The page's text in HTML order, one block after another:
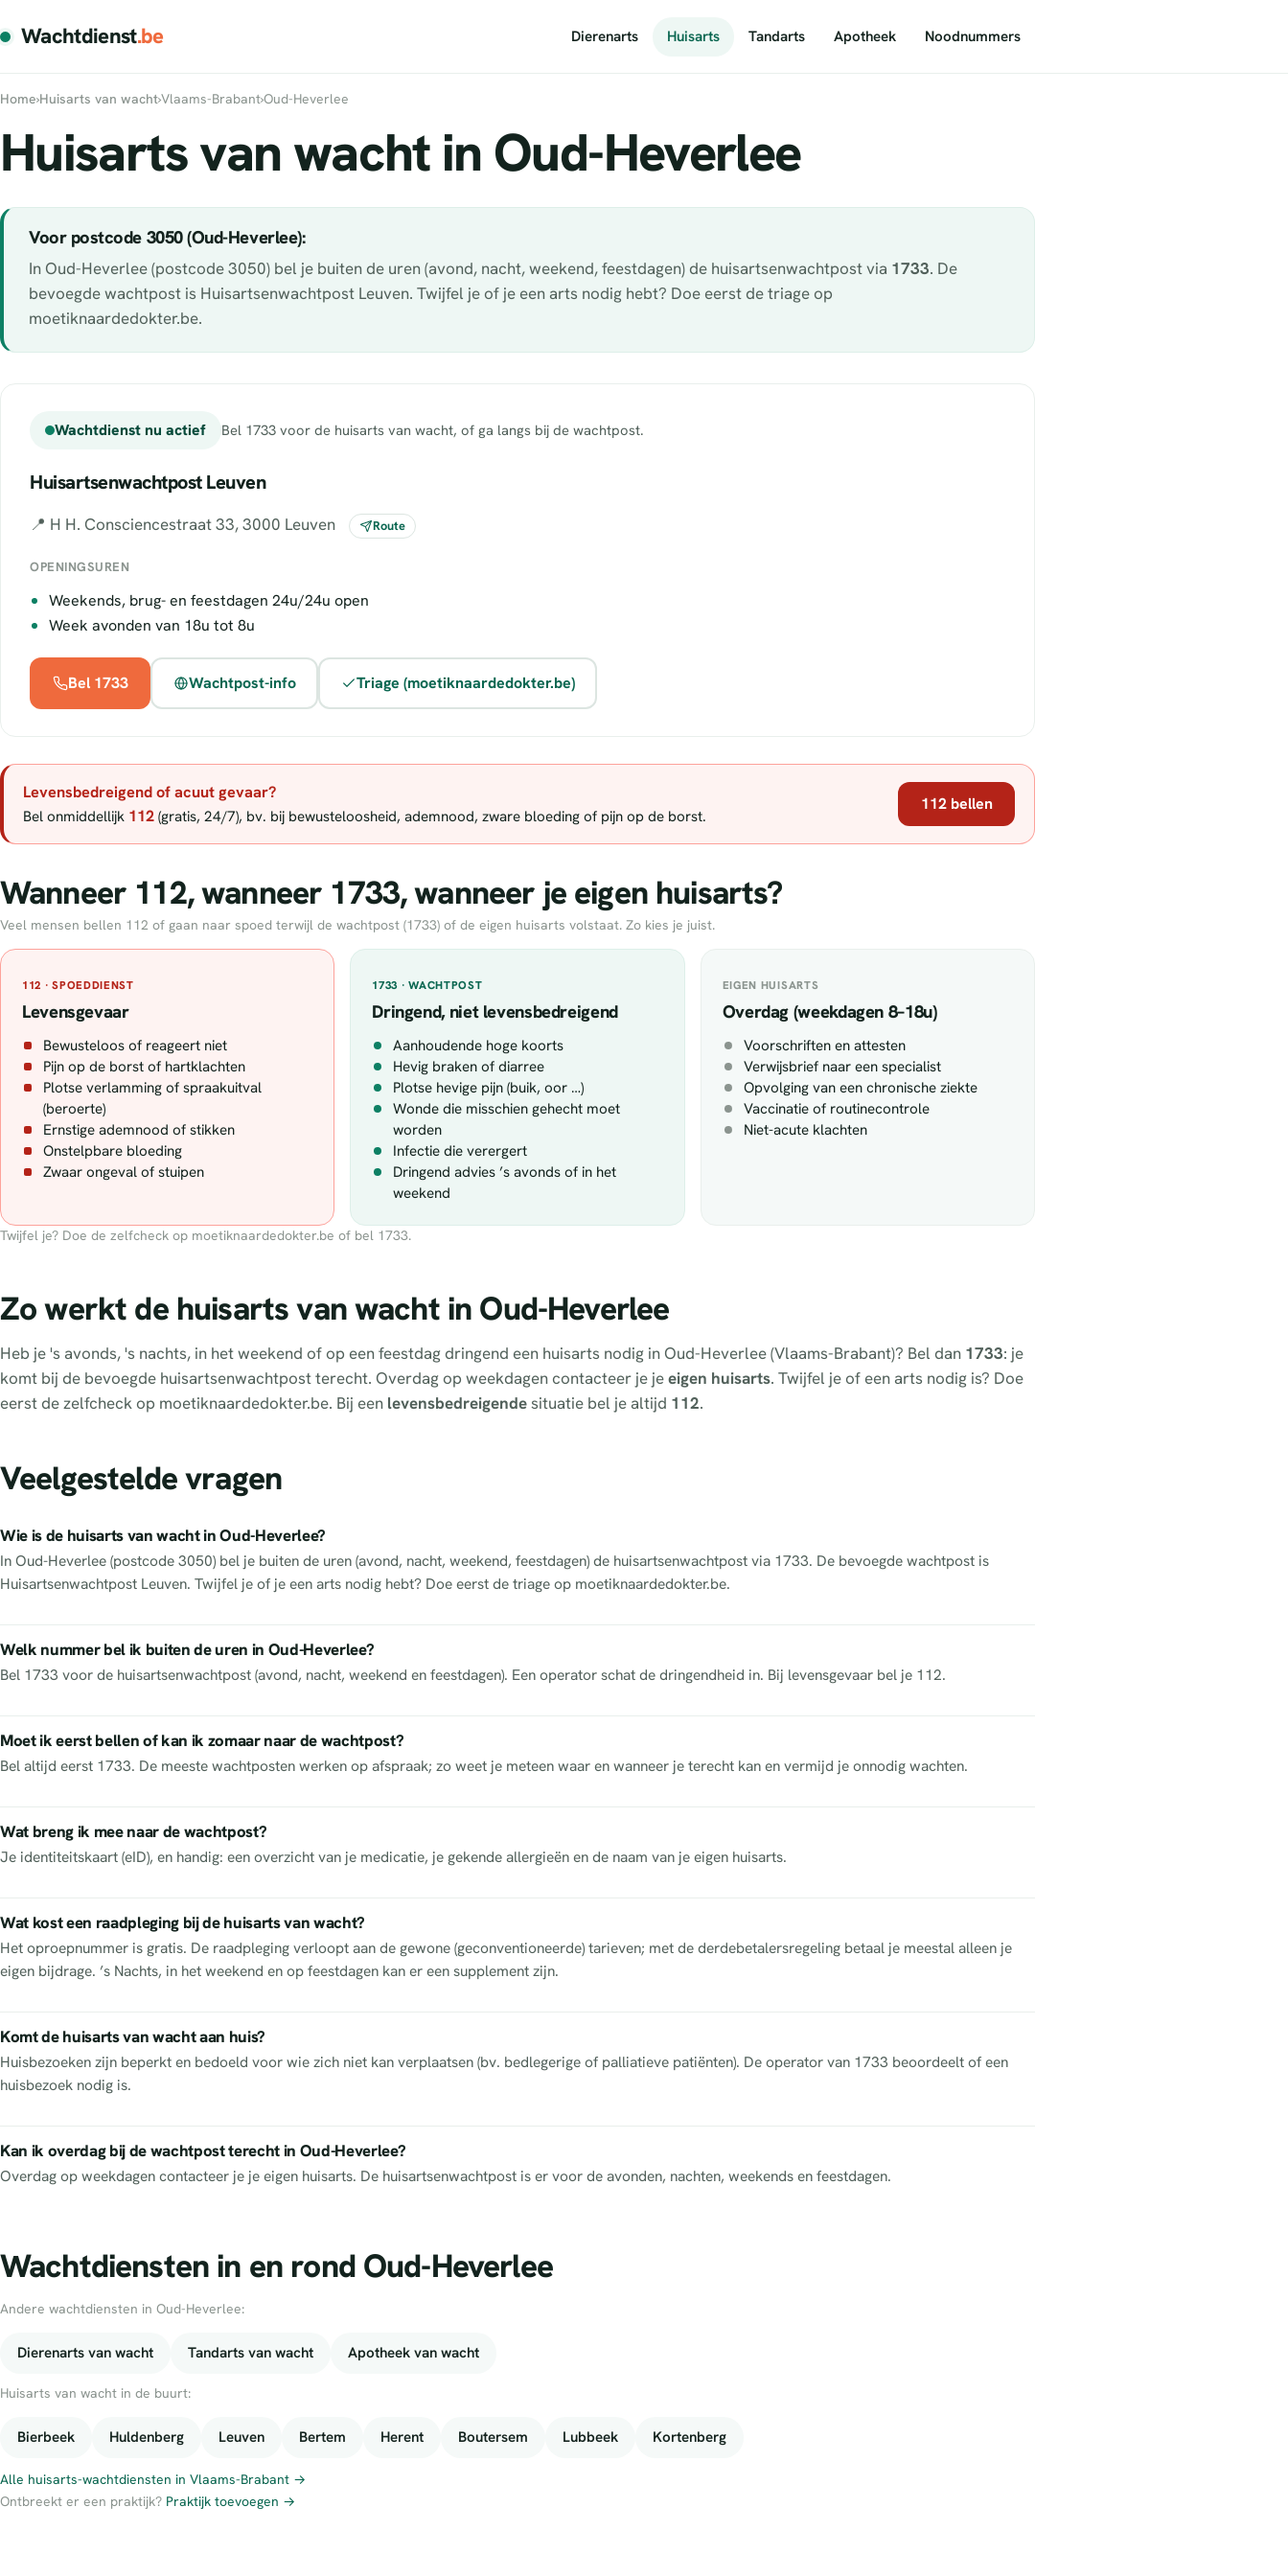
Wachtdienst.be Dierenarts Huisarts Tandarts Apotheek Noodnummers
Home›Huisarts van wacht›Vlaams-Brabant›Oud-Heverlee
Huisarts van wacht in Oud-Heverlee
Voor postcode 3050 (Oud-Heverlee):
In Oud-Heverlee (postcode 3050) bel je buiten de uren (avond, nacht, weekend, feestdagen) de huisartsenwachtpost via 1733. De
bevoegde wachtpost is Huisartsenwachtpost Leuven. Twijfel je of je een arts nodig hebt? Doe eerst de triage op
moetiknaardedokter.be.
Wachtdienst nu actief Bel 1733 voor de huisarts van wacht, of ga langs bij de wachtpost.
Huisartsenwachtpost Leuven
📍 H H. Consciencestraat 33, 3000 Leuven Route
OPENINGSUREN
Weekends, brug- en feestdagen 24u/24u open
Week avonden van 18u tot 8u
Bel 1733 Wachtpost-info Triage (moetiknaardedokter.be)
Levensbedreigend of acuut gevaar?
Bel onmiddellijk 112 (gratis, 24/7), bv. bij bewusteloosheid, ademnood, zware bloeding of pijn op de borst.
112 bellen
Wanneer 112, wanneer 1733, wanneer je eigen huisarts?
Veel mensen bellen 112 of gaan naar spoed terwijl de wachtpost (1733) of de eigen huisarts volstaat. Zo kies je juist.
112 · SPOEDDIENST
Levensgevaar
Bewusteloos of reageert niet
Pijn op de borst of hartklachten
Plotse verlamming of spraakuitval
(beroerte)
Ernstige ademnood of stikken
Onstelpbare bloeding
Zwaar ongeval of stuipen
1733 · WACHTPOST
Dringend, niet levensbedreigend
Aanhoudende hoge koorts
Hevig braken of diarree
Plotse hevige pijn (buik, oor …)
Wonde die misschien gehecht moet
worden
Infectie die verergert
Dringend advies ’s avonds of in het
weekend
EIGEN HUISARTS
Overdag (weekdagen 8–18u)
Voorschriften en attesten
Verwijsbrief naar een specialist
Opvolging van een chronische ziekte
Vaccinatie of routinecontrole
Niet-acute klachten
Twijfel je? Doe de zelfcheck op moetiknaardedokter.be of bel 1733.
Zo werkt de huisarts van wacht in Oud-Heverlee
Heb je 's avonds, 's nachts, in het weekend of op een feestdag dringend een huisarts nodig in Oud-Heverlee (Vlaams-Brabant)? Bel dan 1733: je
komt bij de bevoegde huisartsenwachtpost terecht. Overdag op weekdagen contacteer je jeeigen huisarts. Twijfel je of een arts nodig is? Doe
eerst de zelfcheck op moetiknaardedokter.be. Bij een levensbedreigendesituatie bel je altijd 112.
Veelgestelde vragen
Wie is de huisarts van wacht in Oud-Heverlee?
In Oud-Heverlee (postcode 3050) bel je buiten de uren (avond, nacht, weekend, feestdagen) de huisartsenwachtpost via 1733. De bevoegde wachtpost is
Huisartsenwachtpost Leuven. Twijfel je of je een arts nodig hebt? Doe eerst de triage op moetiknaardedokter.be.
Welk nummer bel ik buiten de uren in Oud-Heverlee?
Bel 1733 voor de huisartsenwachtpost (avond, nacht, weekend en feestdagen). Een operator schat de dringendheid in. Bij levensgevaar bel je 112.
Moet ik eerst bellen of kan ik zomaar naar de wachtpost?
Bel altijd eerst 1733. De meeste wachtposten werken op afspraak; zo weet je meteen waar en wanneer je terecht kan en vermijd je onnodig wachten.
Wat breng ik mee naar de wachtpost?
Je identiteitskaart (eID), en handig: een overzicht van je medicatie, je gekende allergieën en de naam van je eigen huisarts.
Wat kost een raadpleging bij de huisarts van wacht?
Het oproepnummer is gratis. De raadpleging verloopt aan de gewone (geconventioneerde) tarieven; met de derdebetalersregeling betaal je meestal alleen je
eigen bijdrage. ’s Nachts, in het weekend en op feestdagen kan er een supplement zijn.
Komt de huisarts van wacht aan huis?
Huisbezoeken zijn beperkt en bedoeld voor wie zich niet kan verplaatsen (bv. bedlegerige of palliatieve patiënten). De operator van 1733 beoordeelt of een
huisbezoek nodig is.
Kan ik overdag bij de wachtpost terecht in Oud-Heverlee?
Overdag op weekdagen contacteer je je eigen huisarts. De huisartsenwachtpost is er voor de avonden, nachten, weekends en feestdagen.
Wachtdiensten in en rond Oud-Heverlee
Andere wachtdiensten in Oud-Heverlee:
Dierenarts van wacht Tandarts van wacht Apotheek van wacht
Huisarts van wacht in de buurt:
Bierbeek Huldenberg Leuven Bertem Herent Boutersem Lubbeek Kortenberg
Alle huisarts-wachtdiensten in Vlaams-Brabant →
Ontbreekt er een praktijk? Praktijk toevoegen →